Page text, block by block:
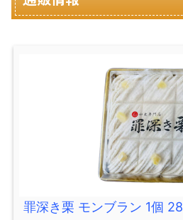
罪深き栗 モンブラン 1個